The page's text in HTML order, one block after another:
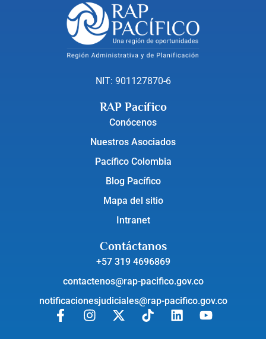
NIT: 901127870-6
RAP Pacífico
Conócenos
Nuestros Asociados
Pacífico Colombia
Blog Pacífico
Mapa del sitio
Intranet
Contáctanos
+57 319 4696869
contactenos@rap-pacifico.gov.co
notificacionesjudiciales@rap-pacifico.gov.co